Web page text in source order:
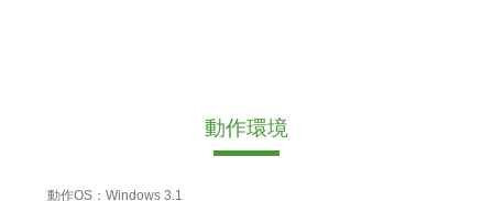
動作環境
動作OS：Windows 3.1